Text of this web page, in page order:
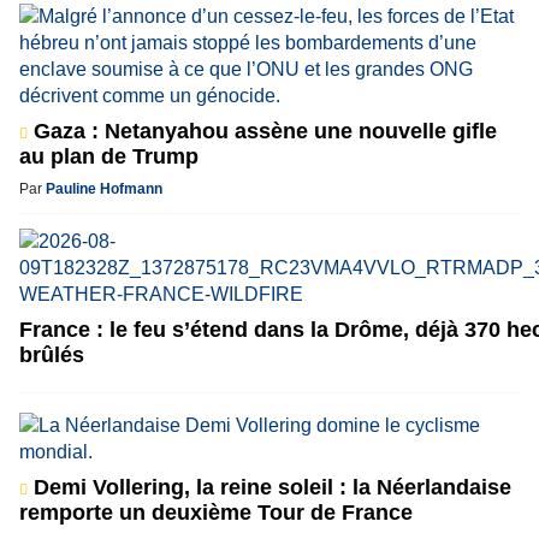
Gaza : Netanyahou assène une nouvelle gifle
au plan de Trump
Par Pauline Hofmann
France : le feu s’étend dans la Drôme, déjà 370
brûlés
Demi Vollering, la reine soleil : la Néerlandaise
remporte un deuxième Tour de France